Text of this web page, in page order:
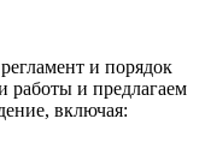
и порядок
работы и предлагаем
включая: